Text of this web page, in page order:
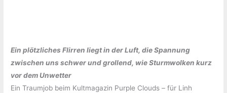
Ein plötzliches Flirren liegt in der Luft, die Spannung
zwischen uns schwer und grollend, wie Sturmwolken kurz
vor dem Unwetter
Ein Traumjob beim Kultmagazin Purple Clouds – für Linh